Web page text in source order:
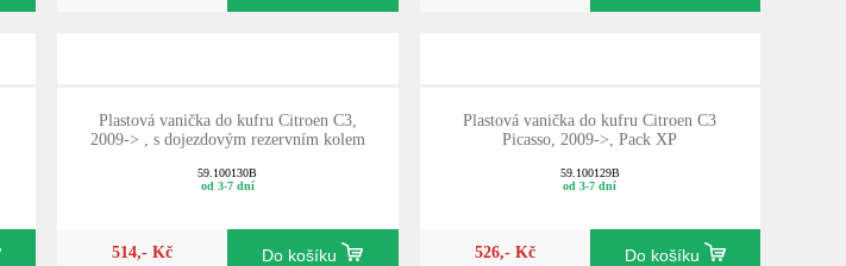
Plastová vanička do kufru Citroen C3,
2009-> , s dojezdovým rezervním kolem
59.100130B
od 3-7 dní
514,- Kč Do košíku
Plastová vanička do kufru Citroen C3
Picasso, 2009->, Pack XP
59.100129B
od 3-7 dní
526,- Kč Do košíku